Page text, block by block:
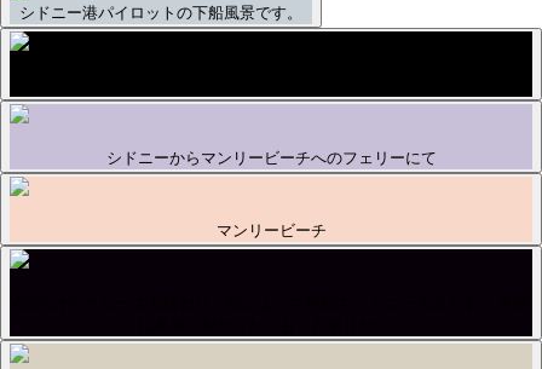
シドニー港パイロットの下船風景です。
シドニーからマンリービーチへのフェリーにて
マンリービーチ